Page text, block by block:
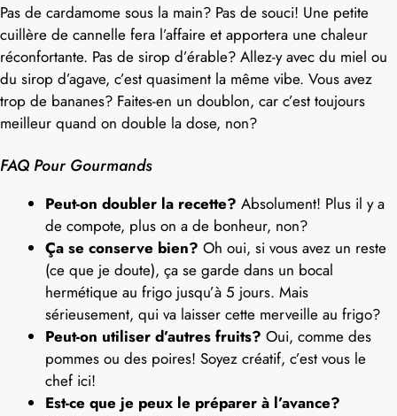
Pas de cardamome sous la main? Pas de souci! Une petite
cuillère de cannelle fera l’affaire et apportera une chaleur
réconfortante. Pas de sirop d’érable? Allez-y avec du miel ou
du sirop d’agave, c’est quasiment la même vibe. Vous avez
trop de bananes? Faites-en un doublon, car c’est toujours
meilleur quand on double la dose, non?
FAQ Pour Gourmands
Peut-on doubler la recette? Absolument! Plus il y a
de compote, plus on a de bonheur, non?
Ça se conserve bien? Oh oui, si vous avez un reste
(ce que je doute), ça se garde dans un bocal
hermétique au frigo jusqu’à 5 jours. Mais
sérieusement, qui va laisser cette merveille au frigo?
Peut-on utiliser d’autres fruits? Oui, comme des
pommes ou des poires! Soyez créatif, c’est vous le
chef ici!
Est-ce que je peux le préparer à l’avance?